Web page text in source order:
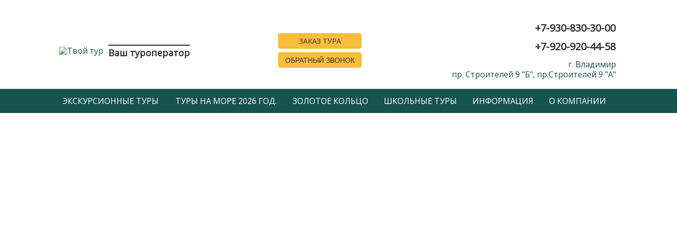
Ваш туроператор
ЗАКАЗ ТУРА
ОБРАТНЫЙ ЗВОНОК
+7-930-830-30-00
+7-920-920-44-58
г. Владимир
пр. Строителей 9 "Б", пр.Строителей 9 "А"
ЭКСКУРСИОННЫЕ ТУРЫ ТУРЫ НА МОРЕ 2026 ГОД. ЗОЛОТОЕ КОЛЬЦО ШКОЛЬНЫЕ ТУРЫ ИНФОРМАЦИЯ О КОМПАНИИ